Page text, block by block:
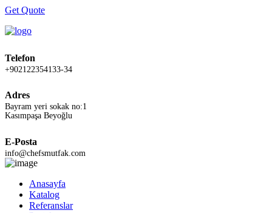
Get Quote
Telefon
+902122354133-34
Adres
Bayram yeri sokak no:1
Kasımpaşa Beyoğlu
E-Posta
info@chefsmutfak.com
Anasayfa
Katalog
Referanslar